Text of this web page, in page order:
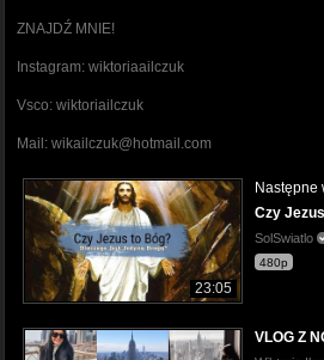
ZNAJDŹ MNIE!
Instagram: wiktoriaailczuk
Vsco: wiktoriailczuk
Mail: wikailczuk@hotmail.com
23:05
Następne
Czy
SolSwiatlo
480p
VLOG Z